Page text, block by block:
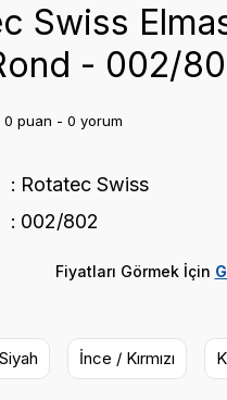
Swiss
- 002/
0 puan - 0 yorum
Rotatec Swiss
002/802
Fiyatları Görmek İçin
İnce / Kırmızı